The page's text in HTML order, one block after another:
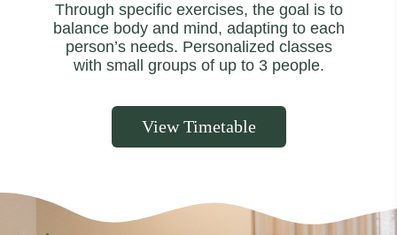
Through specific exercises, the goal is to
balance body and mind, adapting to each
person’s needs. Personalized classes
with small groups of up to 3 people.
View Timetable